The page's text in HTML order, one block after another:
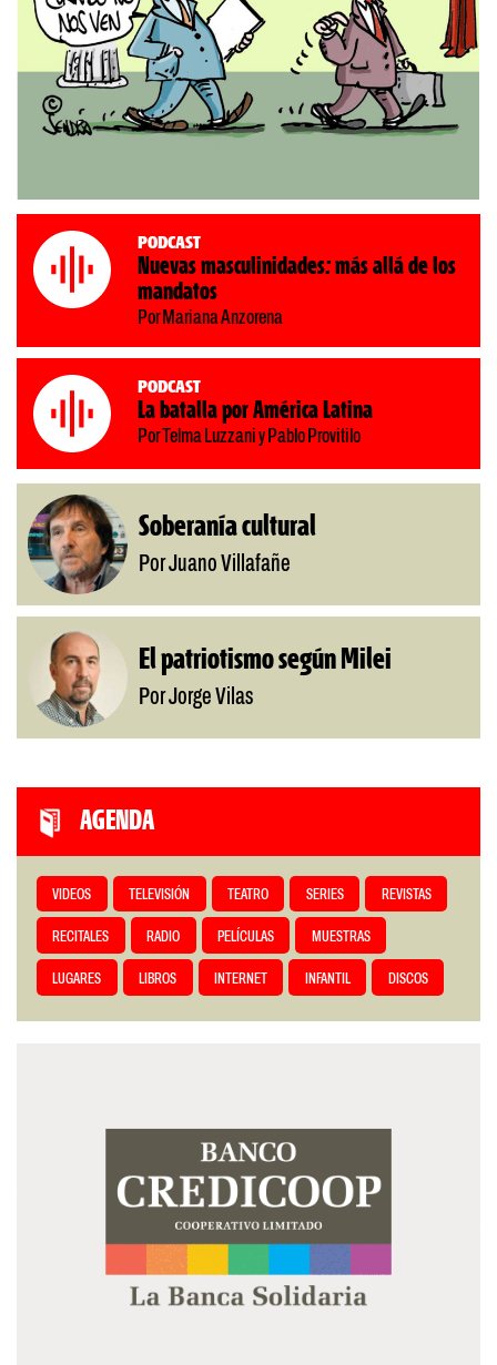
Podcast
Nuevas masculinidades: más allá de los
mandatos
Por Mariana Anzorena
Podcast
La batalla por América Latina
Por Telma Luzzani y Pablo Provitilo
Soberanía cultural
Por Juano Villafañe
El patriotismo según Milei
Por Jorge Vilas
AGENDA
VIDEOS TELEVISIÓN TEATRO SERIES REVISTAS
RECITALES RADIO PELÍCULAS MUESTRAS
LUGARES LIBROS INTERNET INFANTIL DISCOS